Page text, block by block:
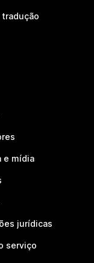
e mídia
jurídicas
serviço